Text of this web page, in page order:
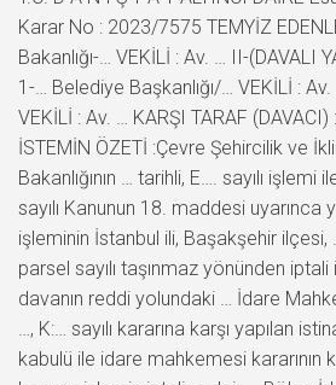
Karar No : 2023/7575 TEMYİZ
Bakanlığı-… VEKİLİ : Av. … II-(DAVALI
1-… Belediye Başkanlığı/… VEKİLİ : Av.
VEKİLİ : Av. … KARŞI TARAF (DAVACI)
İSTEMİN ÖZETİ :Çevre Şehircilik ve
Bakanlığının … tarihli, E…. sayılı
sayılı Kanunun 18. maddesi uyarınca
işleminin İstanbul ili, Başakşehir ilçesi,
parsel sayılı taşınmaz yönünden
davanın reddi yolundaki … İdare
…, K:… sayılı kararına karşı yapılan
kabulü ile idare mahkemesi kararının